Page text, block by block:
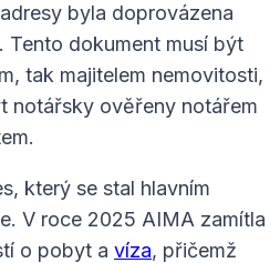
byla doprovázena
Tento dokument musí být
tak majitelem nemovitosti,
notářsky ověřeny notářem
který se stal hlavním
V roce 2025 AIMA zamítla
o pobyt a víza, přičemž